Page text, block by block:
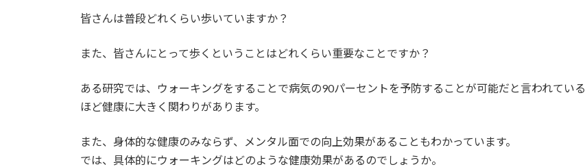
皆さんは普段どれくらい歩いていますか？
また、皆さんにとって歩くということはどれくらい重要なことですか？
ある研究では、ウォーキングをすることで病気の90パーセントを予防することが可能だと言われている
ほど健康に大きく関わりがあります。
また、身体的な健康のみならず、メンタル面での向上効果があることもわかっています。
では、具体的にウォーキングはどのような健康効果があるのでしょうか。